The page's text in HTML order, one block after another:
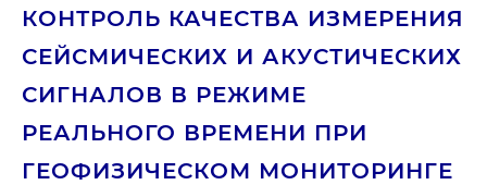
КОНТРОЛЬ КАЧЕСТВА ИЗМЕРЕНИЯ
СЕЙСМИЧЕСКИХ И АКУСТИЧЕСКИХ
СИГНАЛОВ В РЕЖИМЕ
РЕАЛЬНОГО ВРЕМЕНИ ПРИ
ГЕОФИЗИЧЕСКОМ МОНИТОРИНГЕ